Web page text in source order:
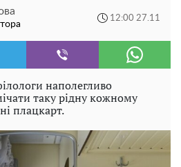
12:00 27.11
наполегливо
таку рідну кожному
плацкарт.